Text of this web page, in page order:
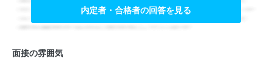
内定者・合格者の回答を見る
面接の雰囲気